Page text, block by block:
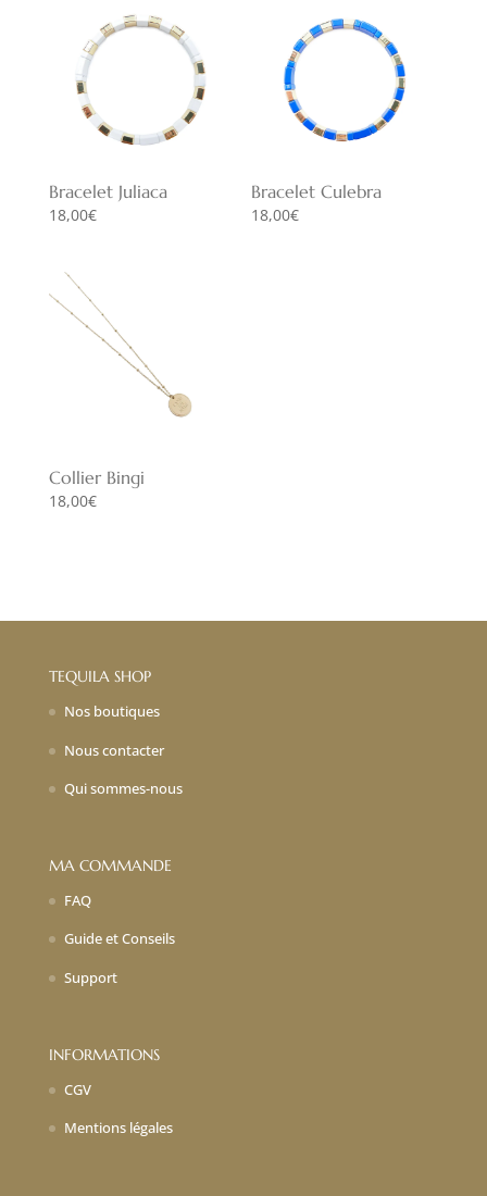
Bracelet Juliaca
18,00€
Bracelet Culebra
18,00€
Collier Bingi
18,00€
TEQUILA SHOP
Nos boutiques
Nous contacter
Qui sommes-nous
MA COMMANDE
FAQ
Guide et Conseils
Support
INFORMATIONS
CGV
Mentions légales